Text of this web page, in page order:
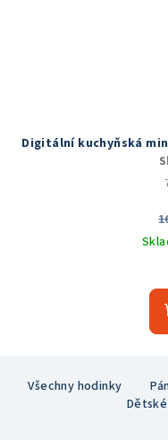
Digitální kuchyňská
Všechny hodinky